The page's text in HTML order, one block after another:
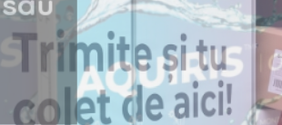
sau